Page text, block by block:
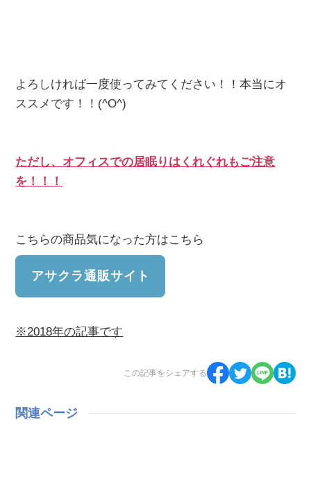
よろしければ一度使ってみてください！！本当にオ
ススメです！！(^O^)
ただし、オフィスでの居眠りはくれぐれもご注意
を！！！
こちらの商品気になった方はこちら
アサクラ通販サイト
※2018年の記事です
この記事をシェアする
関連ページ